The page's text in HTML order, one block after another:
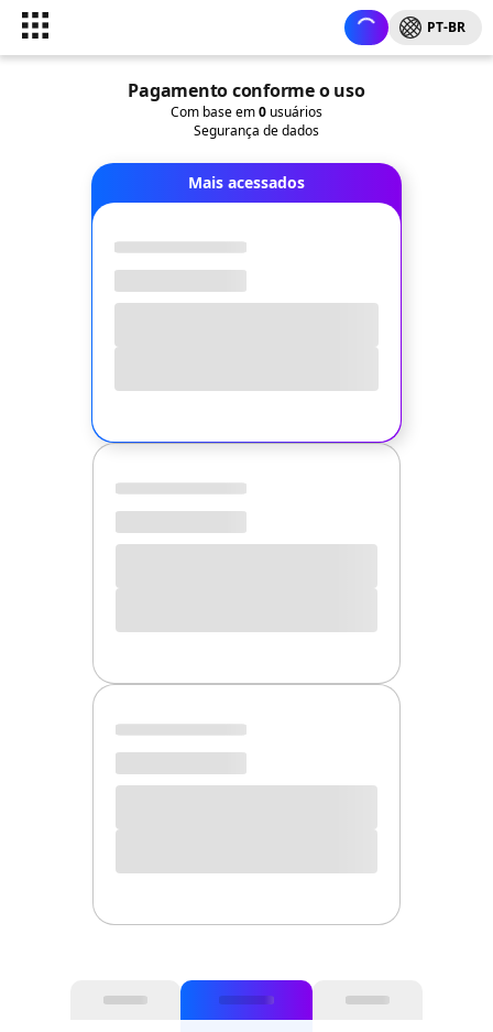
PT-BR
Pagamento conforme o uso
Com base em0 usuários
Segurança de dados
Mais acessados